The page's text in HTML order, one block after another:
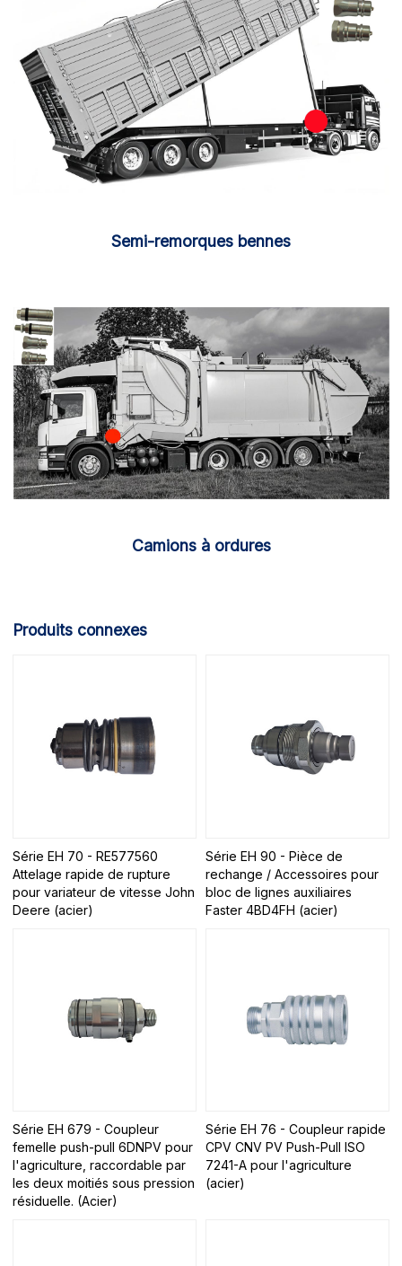
Semi-remorques bennes
Camions à ordures
Produits connexes
Série EH 70 - RE577560
Attelage rapide de rupture
pour variateur de vitesse John
Deere (acier)
Série EH 90 - Pièce de
rechange / Accessoires pour
bloc de lignes auxiliaires
Faster 4BD4FH (acier)
Série EH 679 - Coupleur
femelle push-pull 6DNPV pour
l'agriculture, raccordable par
les deux moitiés sous pression
résiduelle. (Acier)
Série EH 76 - Coupleur rapide
CPV CNV PV Push-Pull ISO
7241-A pour l'agriculture
(acier)